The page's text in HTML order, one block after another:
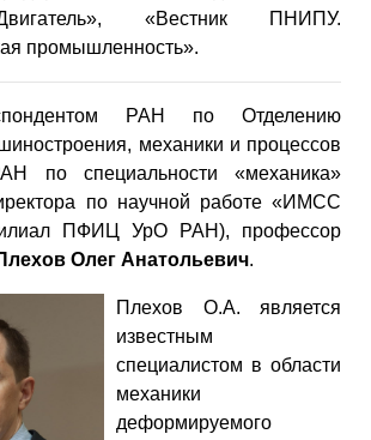
«Вестник ПНИПУ.
промышленность».
РАН по Отделению
механики и процессов
по специальности «механика»
по научной работе «ИМСС
ПФИЦ УрО РАН), профессор
Олег Анатольевич.
Плехов О.А. является
известным
специалистом в области
механики
деформируемого